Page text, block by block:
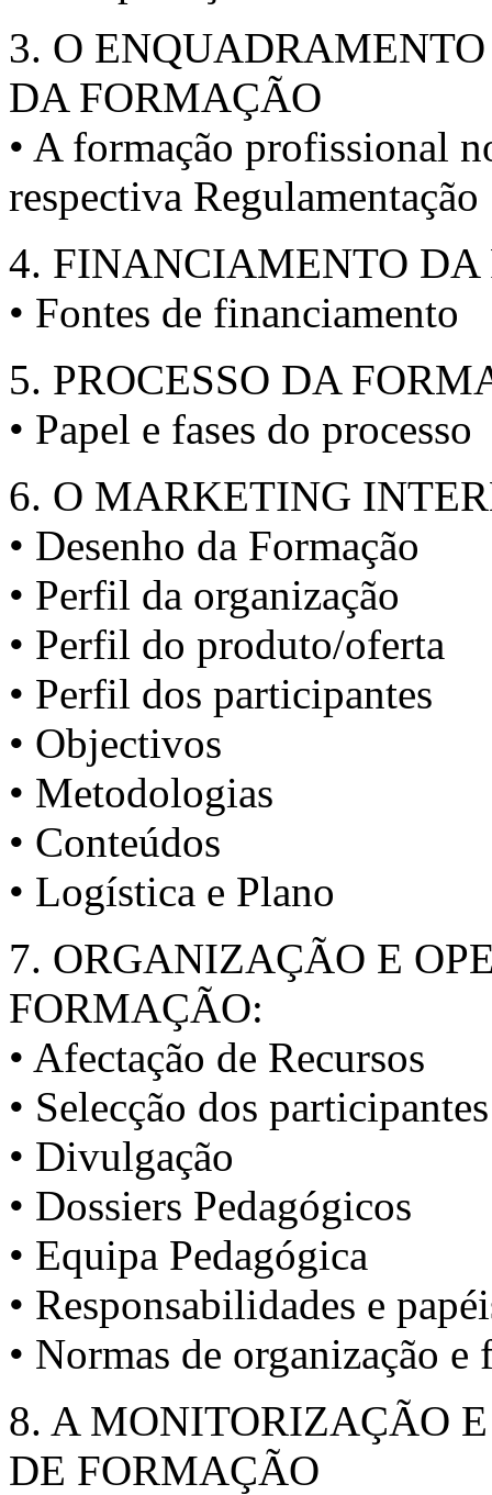
3. O
DA FORMAÇÃO
• A formação profissional
respectiva Regulamentação
4. FINANCIAMENTO DA
• Fontes de financiamento
5. PROCESSO DA
• Papel e fases do processo
6. O MARKETING
• Desenho da Formação
• Perfil da organização
• Perfil do produto/oferta
• Perfil dos participantes
• Objectivos
• Metodologias
• Conteúdos
• Logística e Plano
7. ORGANIZAÇÃO E
FORMAÇÃO:
• Afectação de Recursos
• Selecção dos participantes
• Divulgação
• Dossiers Pedagógicos
• Equipa Pedagógica
• Responsabilidades e
• Normas de organização
8. A MONITORIZAÇÃO
DE FORMAÇÃO